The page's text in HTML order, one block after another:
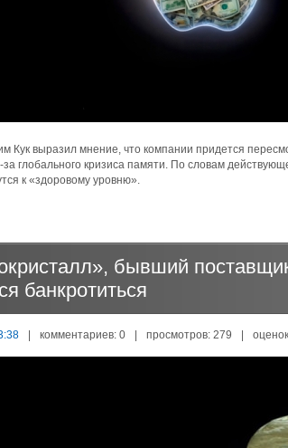
Кук выразил мнение, что компании придется
за глобального кризиса памяти. По словам
к «здоровому уровню».
бывший
банкротиться
| комментариев: 0 | просмотров: 279 |